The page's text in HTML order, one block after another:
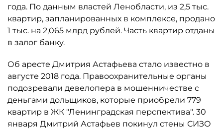
года. По данным властей Ленобласти, из 2,5 тыс.
квартир, запланированных в комплексе, продано
1 тыс. на 2,065 млрд рублей. Часть квартир отданы
в залог банку.
Об аресте Дмитрия Астафьева стало известно в
августе 2018 года. Правоохранительные органы
подозревали девелопера в мошенничестве с
деньгами дольщиков, которые приобрели 779
квартир в ЖК "Ленинградская перспектива". 30
января Дмитрий Астафьев покинул стены СИЗО